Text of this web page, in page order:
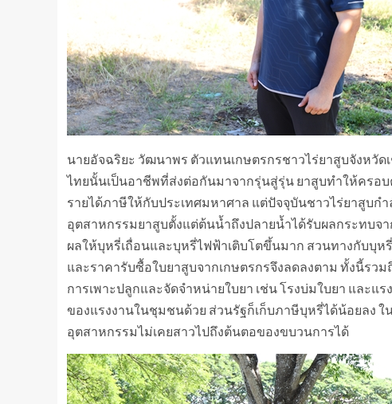
นายอัจฉริยะ วัฒนาพร ตัวแทนเกษตรกรชาวไร่ยาสูบจังหวั
ไทยนั้นเป็นอาชีพที่ส่งต่อกันมาจากรุ่นสู่รุ่น ยาสูบทำให้คร
รายได้ภาษีให้กับประเทศมหาศาล แต่ปัจจุบันชาวไร่ยาสูบก
อุตสาหกรรมยาสูบตั้งแต่ต้นน้ำถึงปลายน้ำได้รับผลกระทบ
ผลให้บุหรี่เถื่อนและบุหรี่ไฟฟ้าเติบโตขึ้นมาก สวนทางกับบุ
และราคารับซื้อใบยาสูบจากเกษตรกรจึงลดลงตาม ทั้งนี้ร
การเพาะปลูกและจัดจำหน่ายใบยา เช่น โรงบ่มใบยา และแ
ของแรงงานในชุมชนด้วย ส่วนรัฐก็เก็บภาษีบุหรี่ได้น้อยลง
อุตสาหกรรมไม่เคยสาวไปถึงต้นตอของขบวนการได้